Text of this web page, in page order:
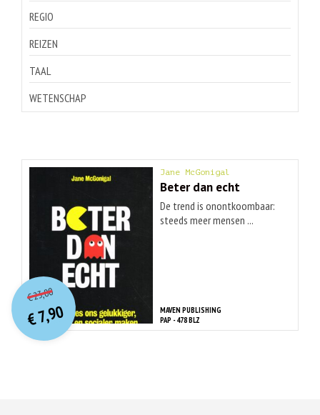
REGIO
REIZEN
TAAL
WETENSCHAP
Jane McGonigal
Beter dan echt
De trend is onontkoombaar:
steeds meer mensen ...
MAVEN PUBLISHING
PAP - 478 BLZ
€23,00O
orspr
onkelijke
prijs
was:
€ 23,00.
€7,90
Huidige
prijs
is:
€ 7,90.